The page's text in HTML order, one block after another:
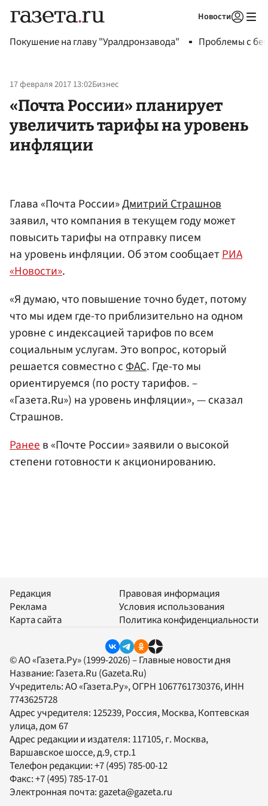
Новости
Покушение на главу "Уралдронзавода" Проблемы с
17 февраля 2017 13:02Бизнес
«Почта России» планирует
увеличить тарифы на уровень
инфляции
Глава «Почта России»Дмитрий Страшнов
заявил, что компания в текущем году может
повысить тарифы на отправку писем
на уровень инфляции. Об этом сообщаетРИА
«Новости».
«Я думаю, что повышение точно будет, потому
что мы идем где-то приблизительно на одном
уровне с индексацией тарифов по всем
социальным услугам. Это вопрос, который
решается совместно сФАС. Где-то мы
ориентируемся (по росту тарифов. –
«Газета.Ru») на уровень инфляции», — сказал
Страшнов.
Ранеев «Почте России» заявили о высокой
степени готовности к акционированию.
Редакция
Реклама
Карта сайта
Правовая информация
Условия использования
Политика конфиденциальности
© АО «Газета.Ру» (1999-2026) – Главные новости дня
Название: Газета.Ru (Gazeta.Ru)
Учредитель:АО «Газета.Ру», ОГРН 1067761730376, ИНН
7743625728
Адрес учредителя: 125239, Россия, Москва, Коптевская
улица, дом 67
Адрес редакции и издателя: 117105, г. Москва,
Варшавское шоссе, д.9, стр.1
Телефон редакции:+7 (495) 785-00-12
Факс:+7 (495) 785-17-01
Электронная почта: gazeta@gazeta.ru